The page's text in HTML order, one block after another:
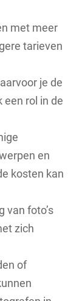
met meer
tarieven
je de
rol in de
en
kosten kan
van foto’s
zich
of